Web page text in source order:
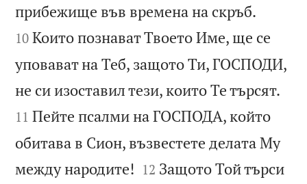
прибежище във времена на скръб.
10 Които познават Твоето Име, ще се
уповават на Теб, защото Ти, ГОСПОДИ,
не си изоставил тези, които Те търсят.
11 Пейте псалми на ГОСПОДА, който
обитава в Сион, възвестете делата Му
между народите! 

12 Защото Той търси